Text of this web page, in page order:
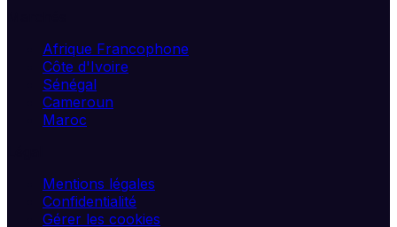
Afrique Francophone
Côte d'Ivoire
Sénégal
Cameroun
Maroc
Mentions légales
Confidentialité
Gérer les cookies